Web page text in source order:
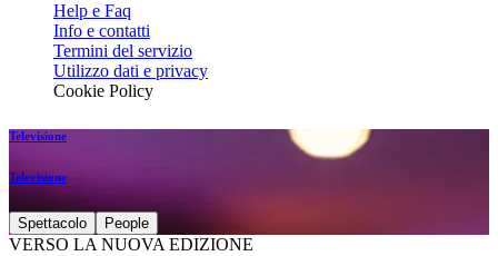
Help e Faq
Info e contatti
Termini del servizio
Utilizzo dati e privacy
Cookie Policy
Televisione
Televisione
Spettacolo People
VERSO LA NUOVA EDIZIONE